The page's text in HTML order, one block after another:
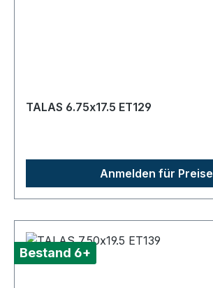
TALAS 6.75x17.5 ET129
Anmelden für Preise
Bestand 6+